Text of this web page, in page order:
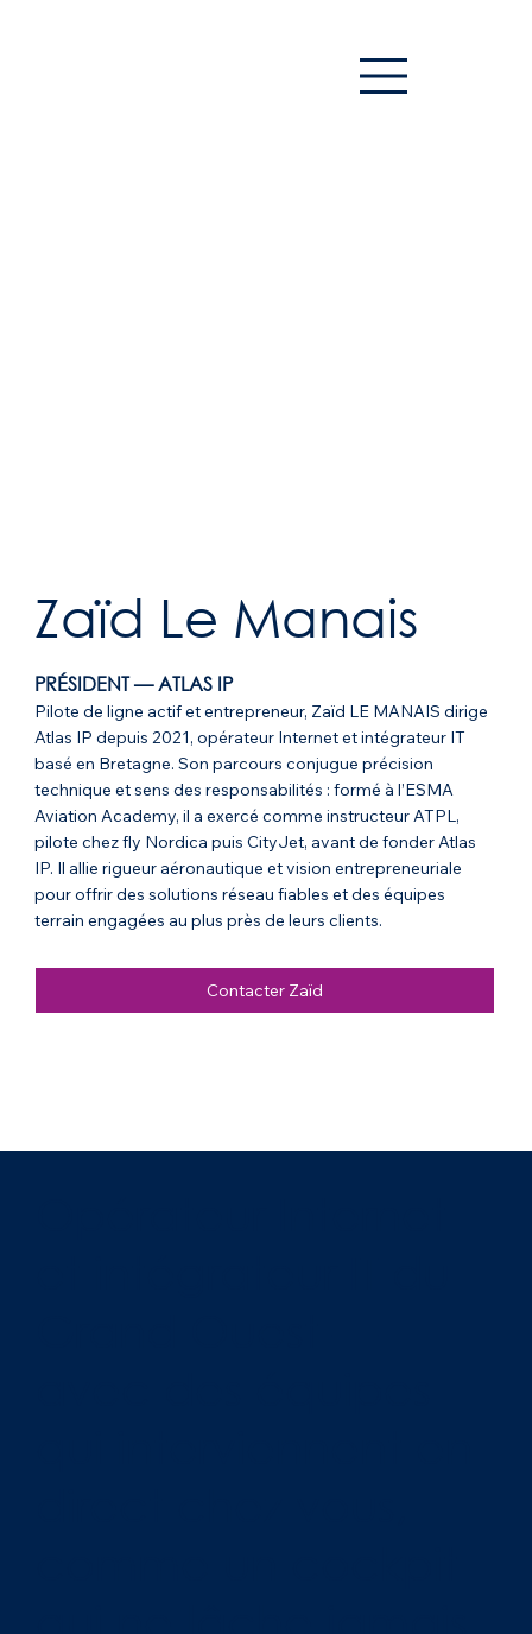
Zaïd Le Manais
PRÉSIDENT — ATLAS IP
Pilote de ligne actif et entrepreneur, Zaïd LE MANAIS dirige
Atlas IP depuis 2021, opérateur Internet et intégrateur IT
basé en Bretagne. Son parcours conjugue précision
technique et sens des responsabilités : formé à l’ESMA
Aviation Academy, il a exercé comme instructeur ATPL,
pilote chez fly Nordica puis CityJet, avant de fonder Atlas
IP. Il allie rigueur aéronautique et vision entrepreneuriale
pour offrir des solutions réseau fiables et des équipes
terrain engagées au plus près de leurs clients.
Contacter Zaïd